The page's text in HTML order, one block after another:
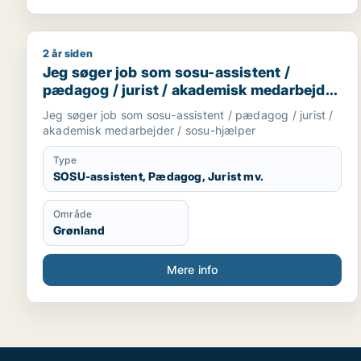
Jeg søger job som sosu-assistent / pædagog /
2 år siden
Jeg søger job som sosu-assistent /
pædagog / jurist / akademisk medarbejder
/ sosu-hjælper
Jeg søger job som sosu-assistent / pædagog / jurist /
akademisk medarbejder / sosu-hjælper
Type
SOSU-assistent, Pædagog, Jurist mv.
Område
Grønland
Mere info